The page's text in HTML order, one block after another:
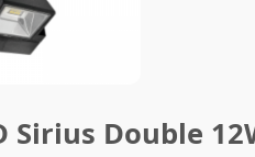
Sirius Double